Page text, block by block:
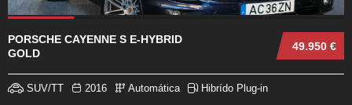
49.950 €
PORSCHE CAYENNE S E-HYBRID
GOLD
SUV/TT 2016 Automática Hibrído Plug-in